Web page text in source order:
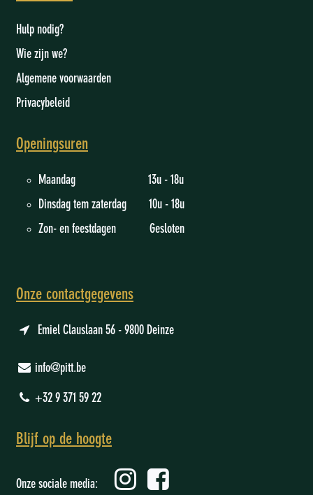
Hulp nodig?
Wie zijn we?
Algemene voorwaarden
Privacybeleid
Openingsuren
Maandag 13u - 18u
Dinsdag tem zaterdag 10u - 18u
Zon- en feestdagen Gesloten
Onze contactgegevens
Emiel Clauslaan 56 - 9800 Deinze
info@pitt.be
+32 9 371 59 22
Blijf op de hoogte
Onze sociale media: